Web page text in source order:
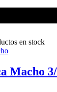
en stock
Macho